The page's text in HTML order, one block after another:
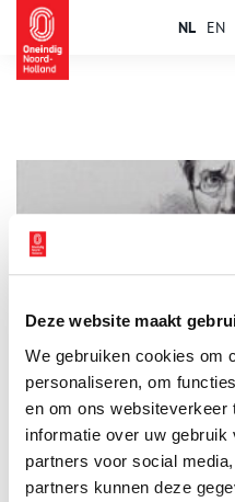
Deze website maakt
We gebruiken cookies om
personaliseren, om
en om ons websiteverkeer
informatie over uw
partners voor social
partners kunnen deze
NL EN
Een wat droevig ogend straatje
van IJmuiden. Het komt uit bij
peetvader al over schreef
werd gegraven. Wie was deze
deze journalist die